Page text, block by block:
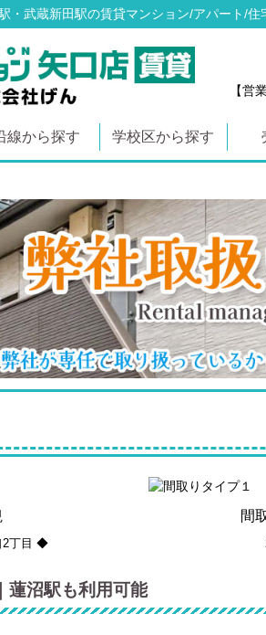
・武蔵新田駅の賃貸マンション/アパート/住
【営
線から探す 学校区から探す
2丁目 ◆
間
蓮沼駅も利用可能